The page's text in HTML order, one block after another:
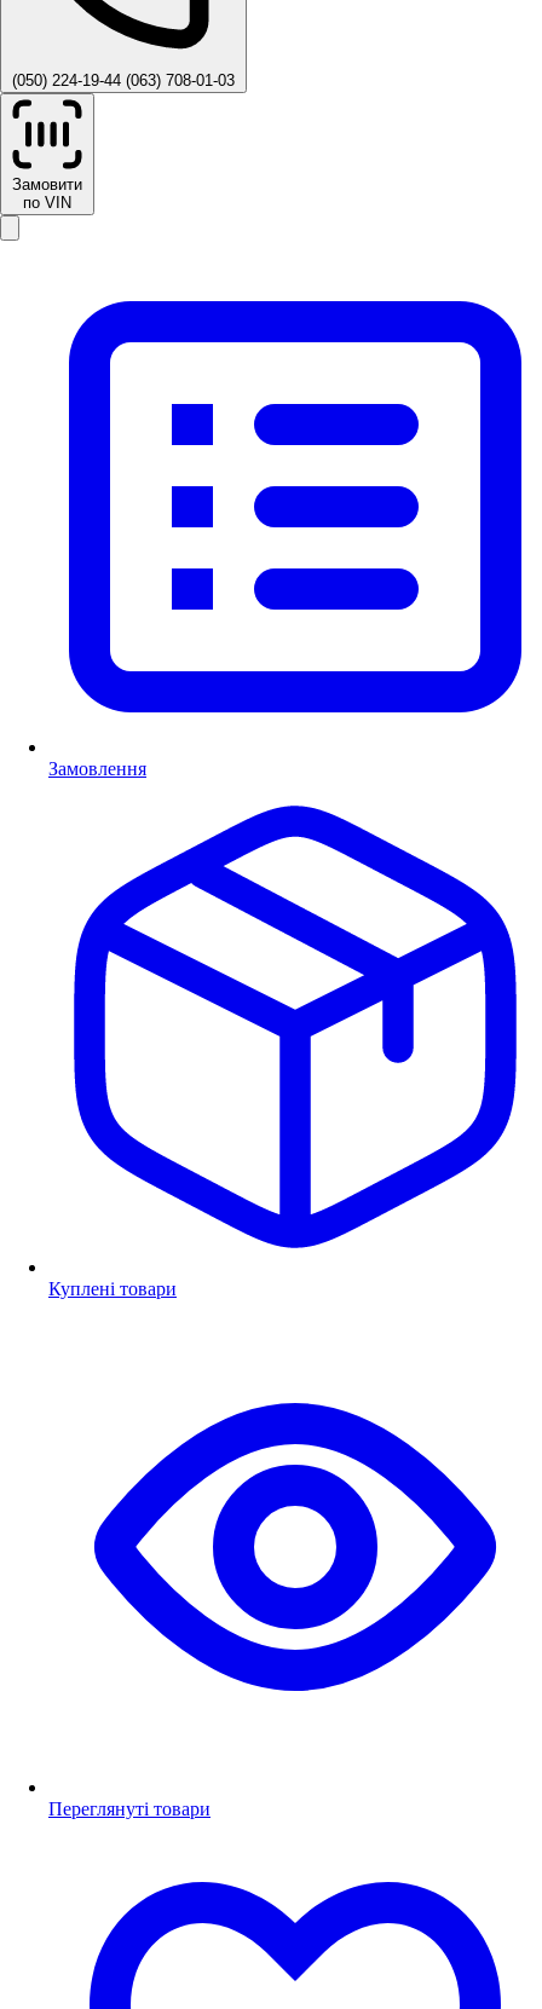
(050) 224-19-44 (063) 708-01-03
Замовити
по VIN
Замовлення
Куплені товари
Переглянуті товари